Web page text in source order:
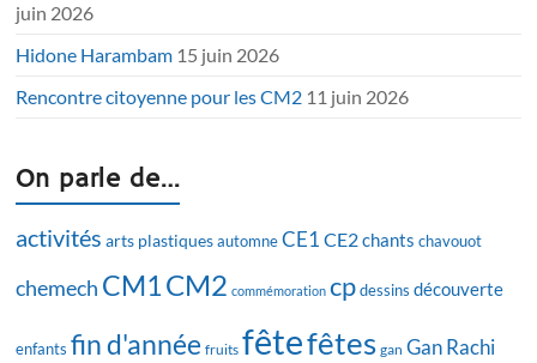
juin 2026
Hidone Harambam 15 juin 2026
Rencontre citoyenne pour les CM2 11 juin 2026
On parle de…
activités arts plastiques automne CE1 CE2chants chavouot
chemech CM1CM2 commémoration cp dessins découverte
enfants fin d'année fruits fêtefêtes gan Gan Rachi